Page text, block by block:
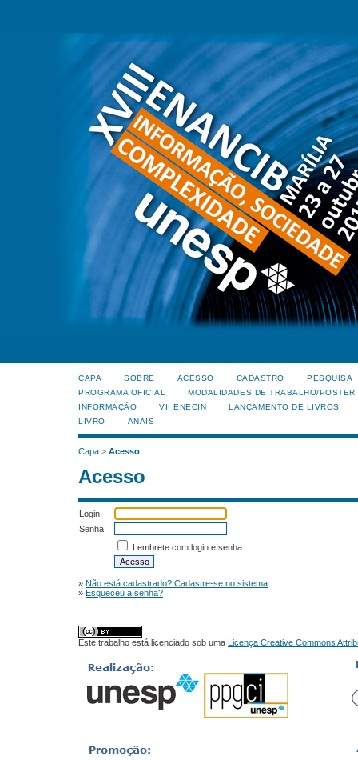
CAPA SOBRE ACESSO CADASTRO
PESQUISA
PROGRAMA OFICIAL
MODALIDADES DE TRABALHO/POSTER
INFORMAÇÃO
VII ENECIN
LANÇAMENTO DE LIVROS
LIVRO
ANAIS
Capa > Acesso
Acesso
Login
Senha
Lembrete com login e senha
» Não está cadastrado? Cadastre-se no sistema
» Esqueceu a senha?
Este trabalho está licenciado sob uma Licença Creative Commons